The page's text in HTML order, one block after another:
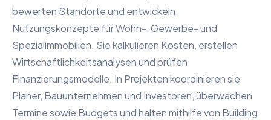
bewerten Standorte und entwickeln
Nutzungskonzepte für Wohn-, Gewerbe- und
Spezialimmobilien. Sie kalkulieren Kosten, erstellen
Wirtschaftlichkeitsanalysen und prüfen
Finanzierungsmodelle. In Projekten koordinieren sie
Planer, Bauunternehmen und Investoren, überwachen
Termine sowie Budgets und halten mithilfe von Building